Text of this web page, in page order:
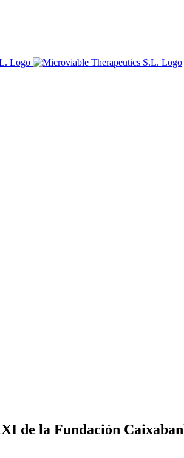
de la Fundación